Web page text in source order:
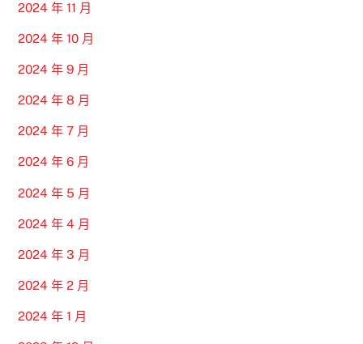
2024 年 11 月
2024 年 10 月
2024 年 9 月
2024 年 8 月
2024 年 7 月
2024 年 6 月
2024 年 5 月
2024 年 4 月
2024 年 3 月
2024 年 2 月
2024 年 1 月